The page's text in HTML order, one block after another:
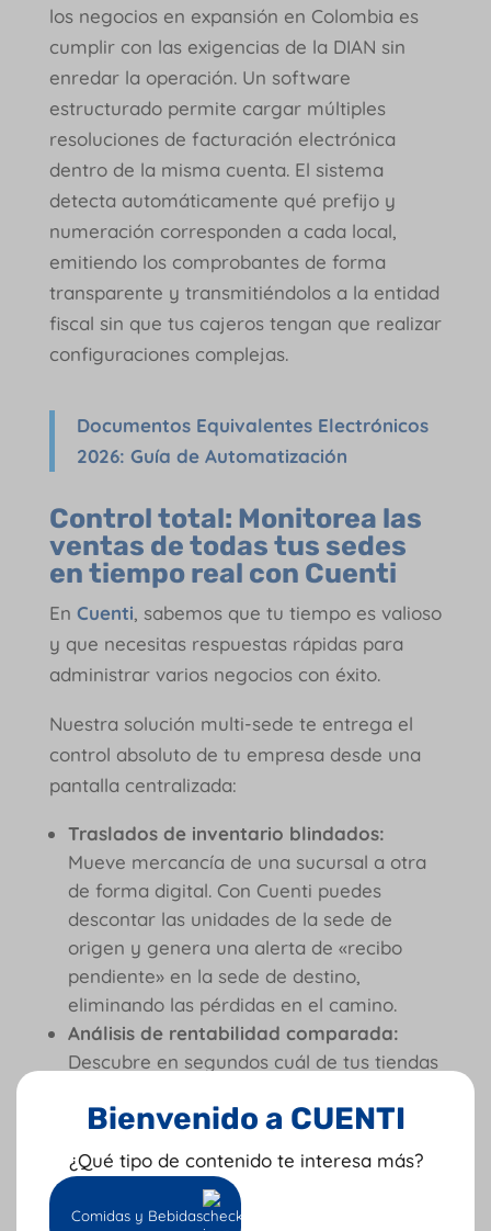
los negocios en expansión en Colombia es
cumplir con las exigencias de la DIAN sin
enredar la operación. Un software
estructurado permite cargar múltiples
resoluciones de facturación electrónica
dentro de la misma cuenta. El sistema
detecta automáticamente qué prefijo y
numeración corresponden a cada local,
emitiendo los comprobantes de forma
transparente y transmitiéndolos a la entidad
fiscal sin que tus cajeros tengan que realizar
configuraciones complejas.
Documentos Equivalentes Electrónicos
2026: Guía de Automatización
Control total: Monitorea las
ventas de todas tus sedes
en tiempo real con Cuenti
En Cuenti, sabemos que tu tiempo es valioso
y que necesitas respuestas rápidas para
administrar varios negocios con éxito.
Nuestra solución multi-sede te entrega el
control absoluto de tu empresa desde una
pantalla centralizada:
Traslados de inventario blindados:
Mueve mercancía de una sucursal a otra
de forma digital. Con Cuenti puedes
descontar las unidades de la sede de
origen y genera una alerta de «recibo
pendiente» en la sede de destino,
eliminando las pérdidas en el camino.
Análisis de rentabilidad comparada:
Descubre en segundos cuál de tus tiendas
operativos más altos y qué vendedor está
liderando las comisiones del mes.
Alertas de reabastecimiento inteligente:
Configura stocks mínimos por sucursal. Si
Bienvenido a CUENTI
¿Qué tipo de contenido te interesa más?
Comidas y Bebidas